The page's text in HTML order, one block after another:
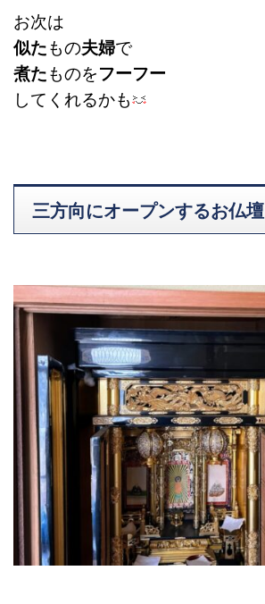
お次は
似たもの夫婦で
煮たものをフーフー
してくれるかも
三方向にオープンするお仏壇